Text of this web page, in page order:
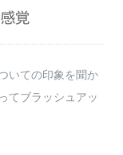
覚
いての印象を聞か
てブラッシュアッ